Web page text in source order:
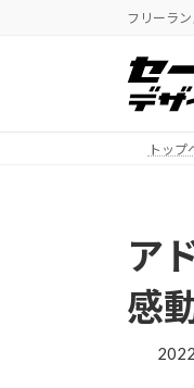
フリーラ
トップ
ア
感